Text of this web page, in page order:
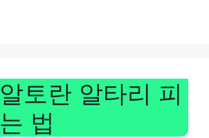
토란 알타리 피
법